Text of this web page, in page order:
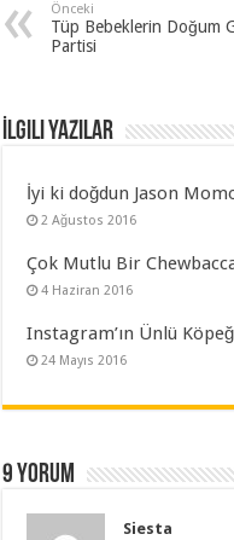
Önceki
Tüp Bebeklerin Doğum
Partisi
İlgili Yazılar
İyi ki doğdun Jason
2 Ağustos 2016
Çok Mutlu Bir
4 Haziran 2016
Instagram’ın Ünlü
24 Mayıs 2016
9 yorum
Siesta